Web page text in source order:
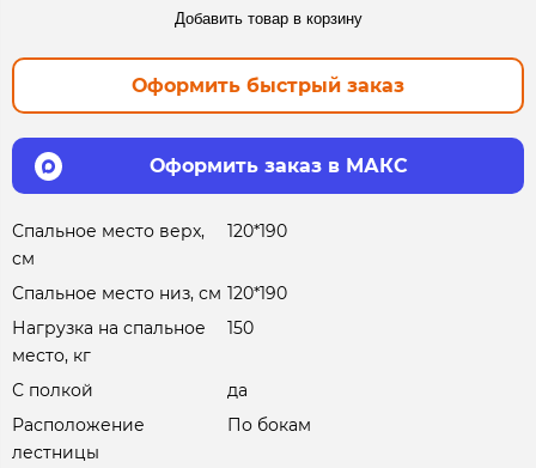
Добавить товар в корзину
Оформить быстрый заказ
Оформить заказ в МАКС
Спальное место верх,
см
120*190
Спальное место низ, см 120*190
Нагрузка на спальное
место, кг
150
С полкой
да
Расположение
лестницы
По бокам